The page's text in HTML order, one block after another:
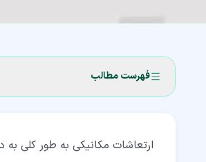
فهرست مطالب
۲‏- ارتعاشات اجباری نامیراارتعاشات مکانیکی به طور کلی